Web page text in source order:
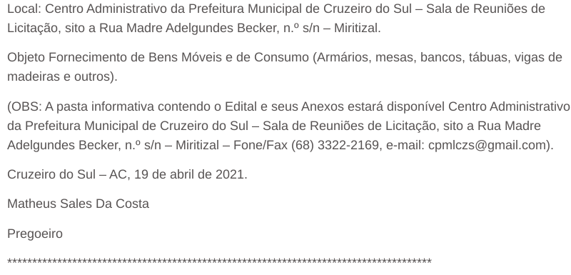
Local: Centro Administrativo da Prefeitura Municipal de Cruzeiro do Sul – Sala de Reuniões de
Licitação, sito a Rua Madre Adelgundes Becker, n.º s/n – Miritizal.
Objeto Fornecimento de Bens Móveis e de Consumo (Armários, mesas, bancos, tábuas, vigas de
madeiras e outros).
(OBS: A pasta informativa contendo o Edital e seus Anexos estará disponível Centro Administrativo
da Prefeitura Municipal de Cruzeiro do Sul – Sala de Reuniões de Licitação, sito a Rua Madre
Adelgundes Becker, n.º s/n – Miritizal – Fone/Fax (68) 3322-2169, e-mail: cpmlczs@gmail.com).
Cruzeiro do Sul – AC, 19 de abril de 2021.
Matheus Sales Da Costa
Pregoeiro
*************************************************************************************